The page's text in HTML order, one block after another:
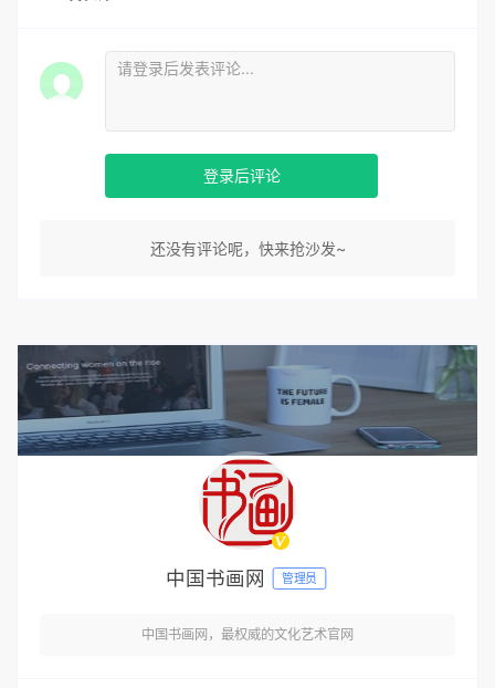
登录后评论
还没有评论呢，快来抢沙发~
中国书画网 管理员
中国书画网，最权威的文化艺术官网